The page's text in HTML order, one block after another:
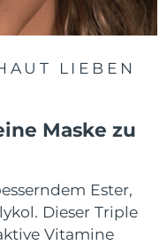
LIEBEN
Maske zu
Ester,
Dieser Triple
Vitamine
Lieferung8/10/26
Lieferung8/9/26
Lieferung8/14/26
Lieferung8/9/26